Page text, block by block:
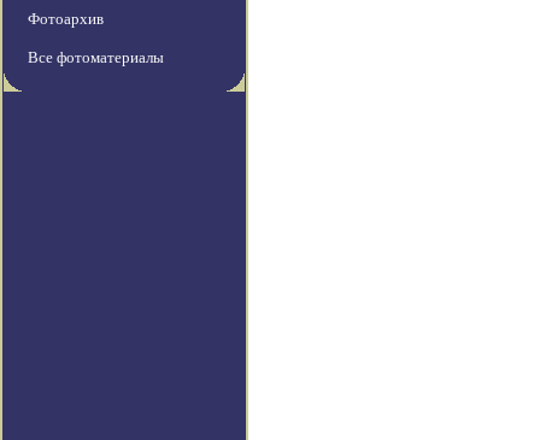
Фотоархив
Все фотоматериалы